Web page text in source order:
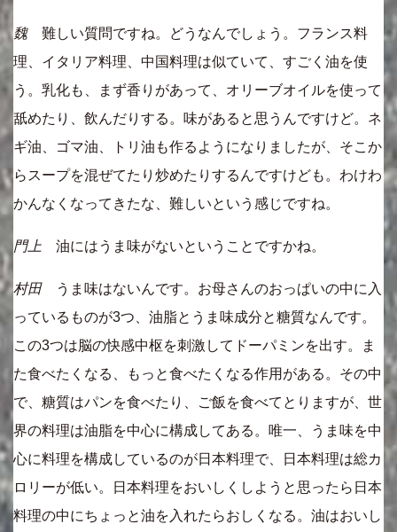
魏難しい質問ですね。どうなんでしょう。フランス料
理、イタリア料理、中国料理は似ていて、すごく油を使
う。乳化も、まず香りがあって、オリーブオイルを使って
舐めたり、飲んだりする。味があると思うんですけど。ネ
ギ油、ゴマ油、トリ油も作るようになりましたが、そこか
らスープを混ぜてたり炒めたりするんですけども。わけわ
かんなくなってきたな、難しいという感じですね。
門上 油にはうま味がないということですかね。
村田うま味はないんです。お母さんのおっぱいの中に入
っているものが3つ、油脂とうま味成分と糖質なんです。
この3つは脳の快感中枢を刺激してドーパミンを出す。ま
た食べたくなる、もっと食べたくなる作用がある。その中
で、糖質はパンを食べたり、ご飯を食べてとりますが、世
界の料理は油脂を中心に構成してある。唯一、うま味を中
心に料理を構成しているのが日本料理で、日本料理は総カ
ロリーが低い。日本料理をおいしくしようと思ったら日本
料理の中にちょっと油を入れたらおしくなる。油はおいし